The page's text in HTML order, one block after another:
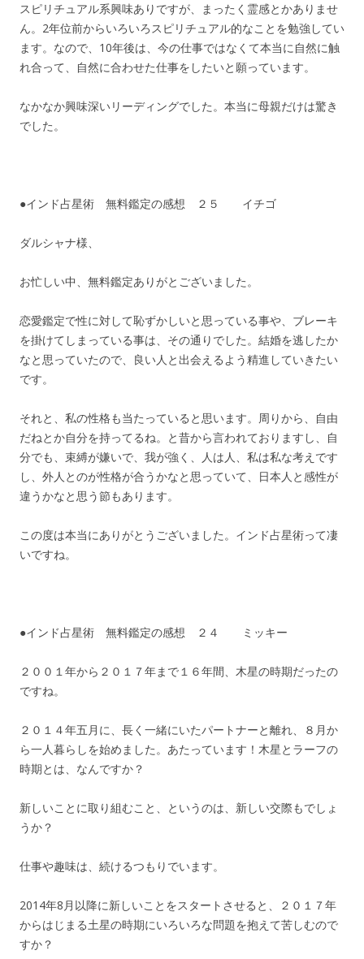
スピリチュアル系興味ありですが、まったく霊感とかありませ
ん。2年位前からいろいろスピリチュアル的なことを勉強してい
ます。なので、10年後は、今の仕事ではなくて本当に自然に触
れ合って、自然に合わせた仕事をしたいと願っています。
なかなか興味深いリーディングでした。本当に母親だけは驚き
でした。
●インド占星術 無料鑑定の感想 ２５ イチゴ
ダルシャナ様、
お忙しい中、無料鑑定ありがとございました。
恋愛鑑定で性に対して恥ずかしいと思っている事や、ブレーキ
を掛けてしまっている事は、その通りでした。結婚を逃したか
なと思っていたので、良い人と出会えるよう精進していきたい
です。
それと、私の性格も当たっていると思います。周りから、自由
だねとか自分を持ってるね。と昔から言われておりますし、自
分でも、束縛が嫌いで、我が強く、人は人、私は私な考えです
し、外人とのが性格が合うかなと思っていて、日本人と感性が
違うかなと思う節もあります。
この度は本当にありがとうございました。インド占星術って凄
いですね。
●インド占星術 無料鑑定の感想 ２４ ミッキー
２００１年から２０１７年まで１６年間、木星の時期だったの
ですね。
２０１４年五月に、長く一緒にいたパートナーと離れ、８月か
ら一人暮らしを始めました。あたっています！木星とラーフの
時期とは、なんですか？
新しいことに取り組むこと、というのは、新しい交際もでしょ
うか？
仕事や趣味は、続けるつもりでいます。
2014年8月以降に新しいことをスタートさせると、２０１７年
からはじまる土星の時期にいろいろな問題を抱えて苦しむので
すか？